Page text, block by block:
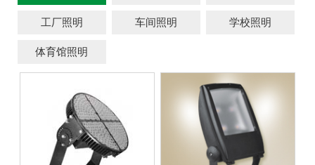
工厂照明 车间照明 学校照明
体育馆照明